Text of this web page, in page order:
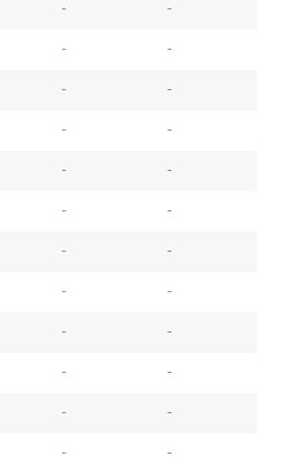
- -
- -
- -
- -
- -
- -
- -
- -
- -
- -
- -
- -